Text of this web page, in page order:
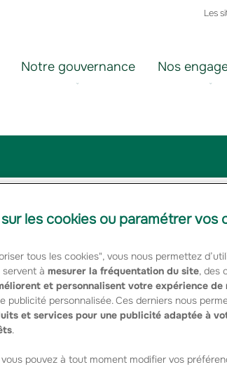
Les
Notre gouvernance Nos
l’assurance bien souvent méconnu et à
mutualiste.
les cookies ou paramétrer vos
tous les cookies", vous nous permettez
servent à mesurer la fréquentation du site, des
et personnalisent votre expérience de
publicité personnalisée. Ces derniers nous
et services pour une publicité adaptée à
.
vous pouvez à tout moment modifier vos